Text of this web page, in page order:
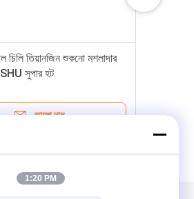
চিলি তিয়ানজিন শুকনো মশলাদার
সুপার হট
ভালো দাম
1:20 PM